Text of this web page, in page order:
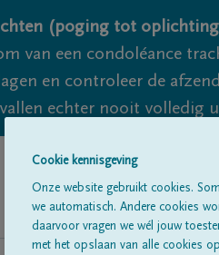
(poging tot
van een condoléance
en controleer de
echter nooit volledig
Cookie kennisgeving
Onze website gebruikt cookies.
we automatisch. Andere cookies
daarvoor vragen we wél jouw
met het opslaan van alle cookies